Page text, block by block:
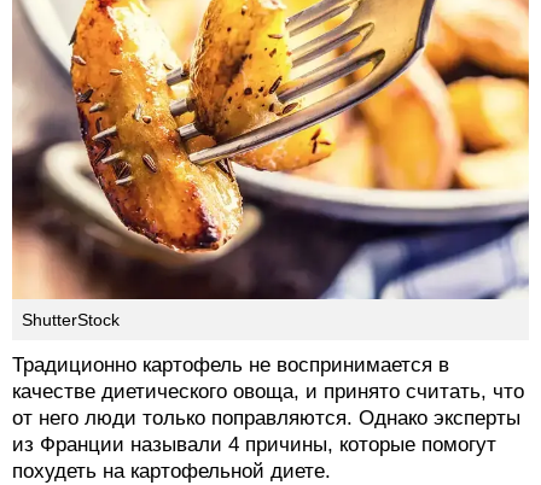
ShutterStock
Традиционно картофель не воспринимается в
качестве диетического овоща, и принято считать, что
от него люди только поправляются. Однако эксперты
из Франции называли 4 причины, которые помогут
похудеть на картофельной диете.